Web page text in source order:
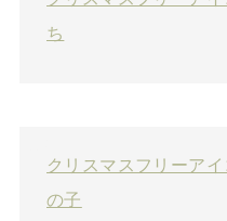
ち
クリスマスフリーア
の子